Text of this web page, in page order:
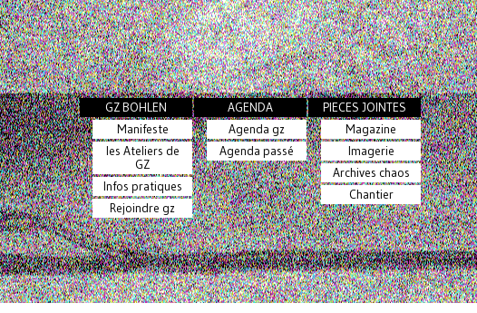
GZ BOHLEN
Manifeste
les Ateliers de
GZ
Infos pratiques
Rejoindre gz
AGENDA
Agenda gz
Agenda passé
PIECES JOINTES
Magazine
Imagerie
Archives chaos
Chantier